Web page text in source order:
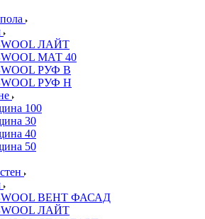
ЛАЙТ
МАТ 40
РУФ В
РУФ Н
100
30
40
50
ВЕНТ ФАСАД
ЛАЙТ